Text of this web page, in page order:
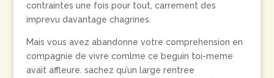
contraintes une fois pour tout, carrement des
imprevu davantage chagrines.
Mais vous avez abandonne votre comprehension en
compagnie de vivre comlme ce beguin toi-meme
avait affleure. sachez qu’un large rentree